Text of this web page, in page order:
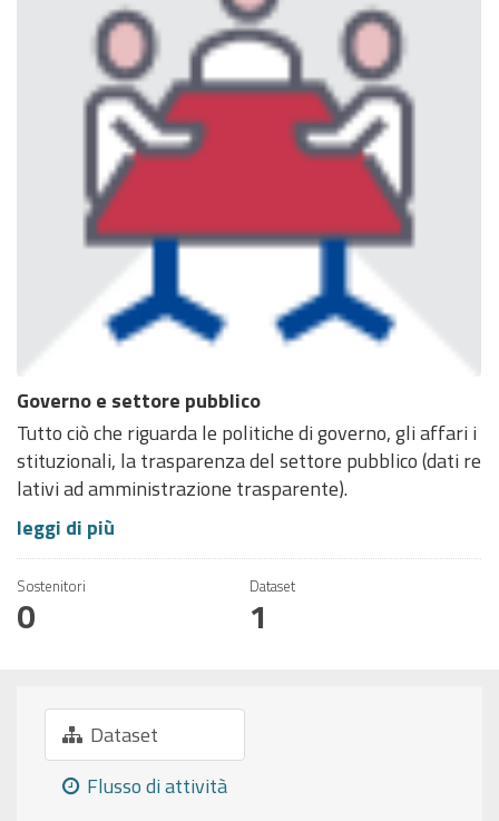
Governo e settore pubblico
Tutto ciò che riguarda le politiche di governo, gli affari i
stituzionali, la trasparenza del settore pubblico (dati re
lativi ad amministrazione trasparente).
leggi di più
Sostenitori
0
Dataset
1
Dataset
Flusso di attività